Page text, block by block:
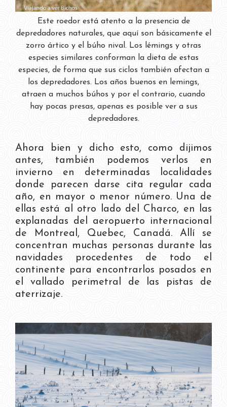
Este roedor está atento a la presencia de
depredadores naturales, que aquí son básicamente el
zorro ártico y el búho nival. Los lémings y otras
especies similares conforman la dieta de estas
especies, de forma que sus ciclos también afectan a
los depredadores. Los años buenos en lemings,
atraen a muchos búhos y por el contrario, cuando
hay pocas presas, apenas es posible ver a sus
depredadores.
Ahora bien y dicho esto, como dijimos
antes, también podemos verlos en
invierno en determinadas localidades
donde parecen darse cita regular cada
año, en mayor o menor número. Una de
ellas está al otro lado del Charco, en las
explanadas del aeropuerto internacional
de Montreal, Quebec, Canadá. Allí se
concentran muchas personas durante las
navidades procedentes de todo el
continente para encontrarlos posados en
el vallado perimetral de las pistas de
aterrizaje.